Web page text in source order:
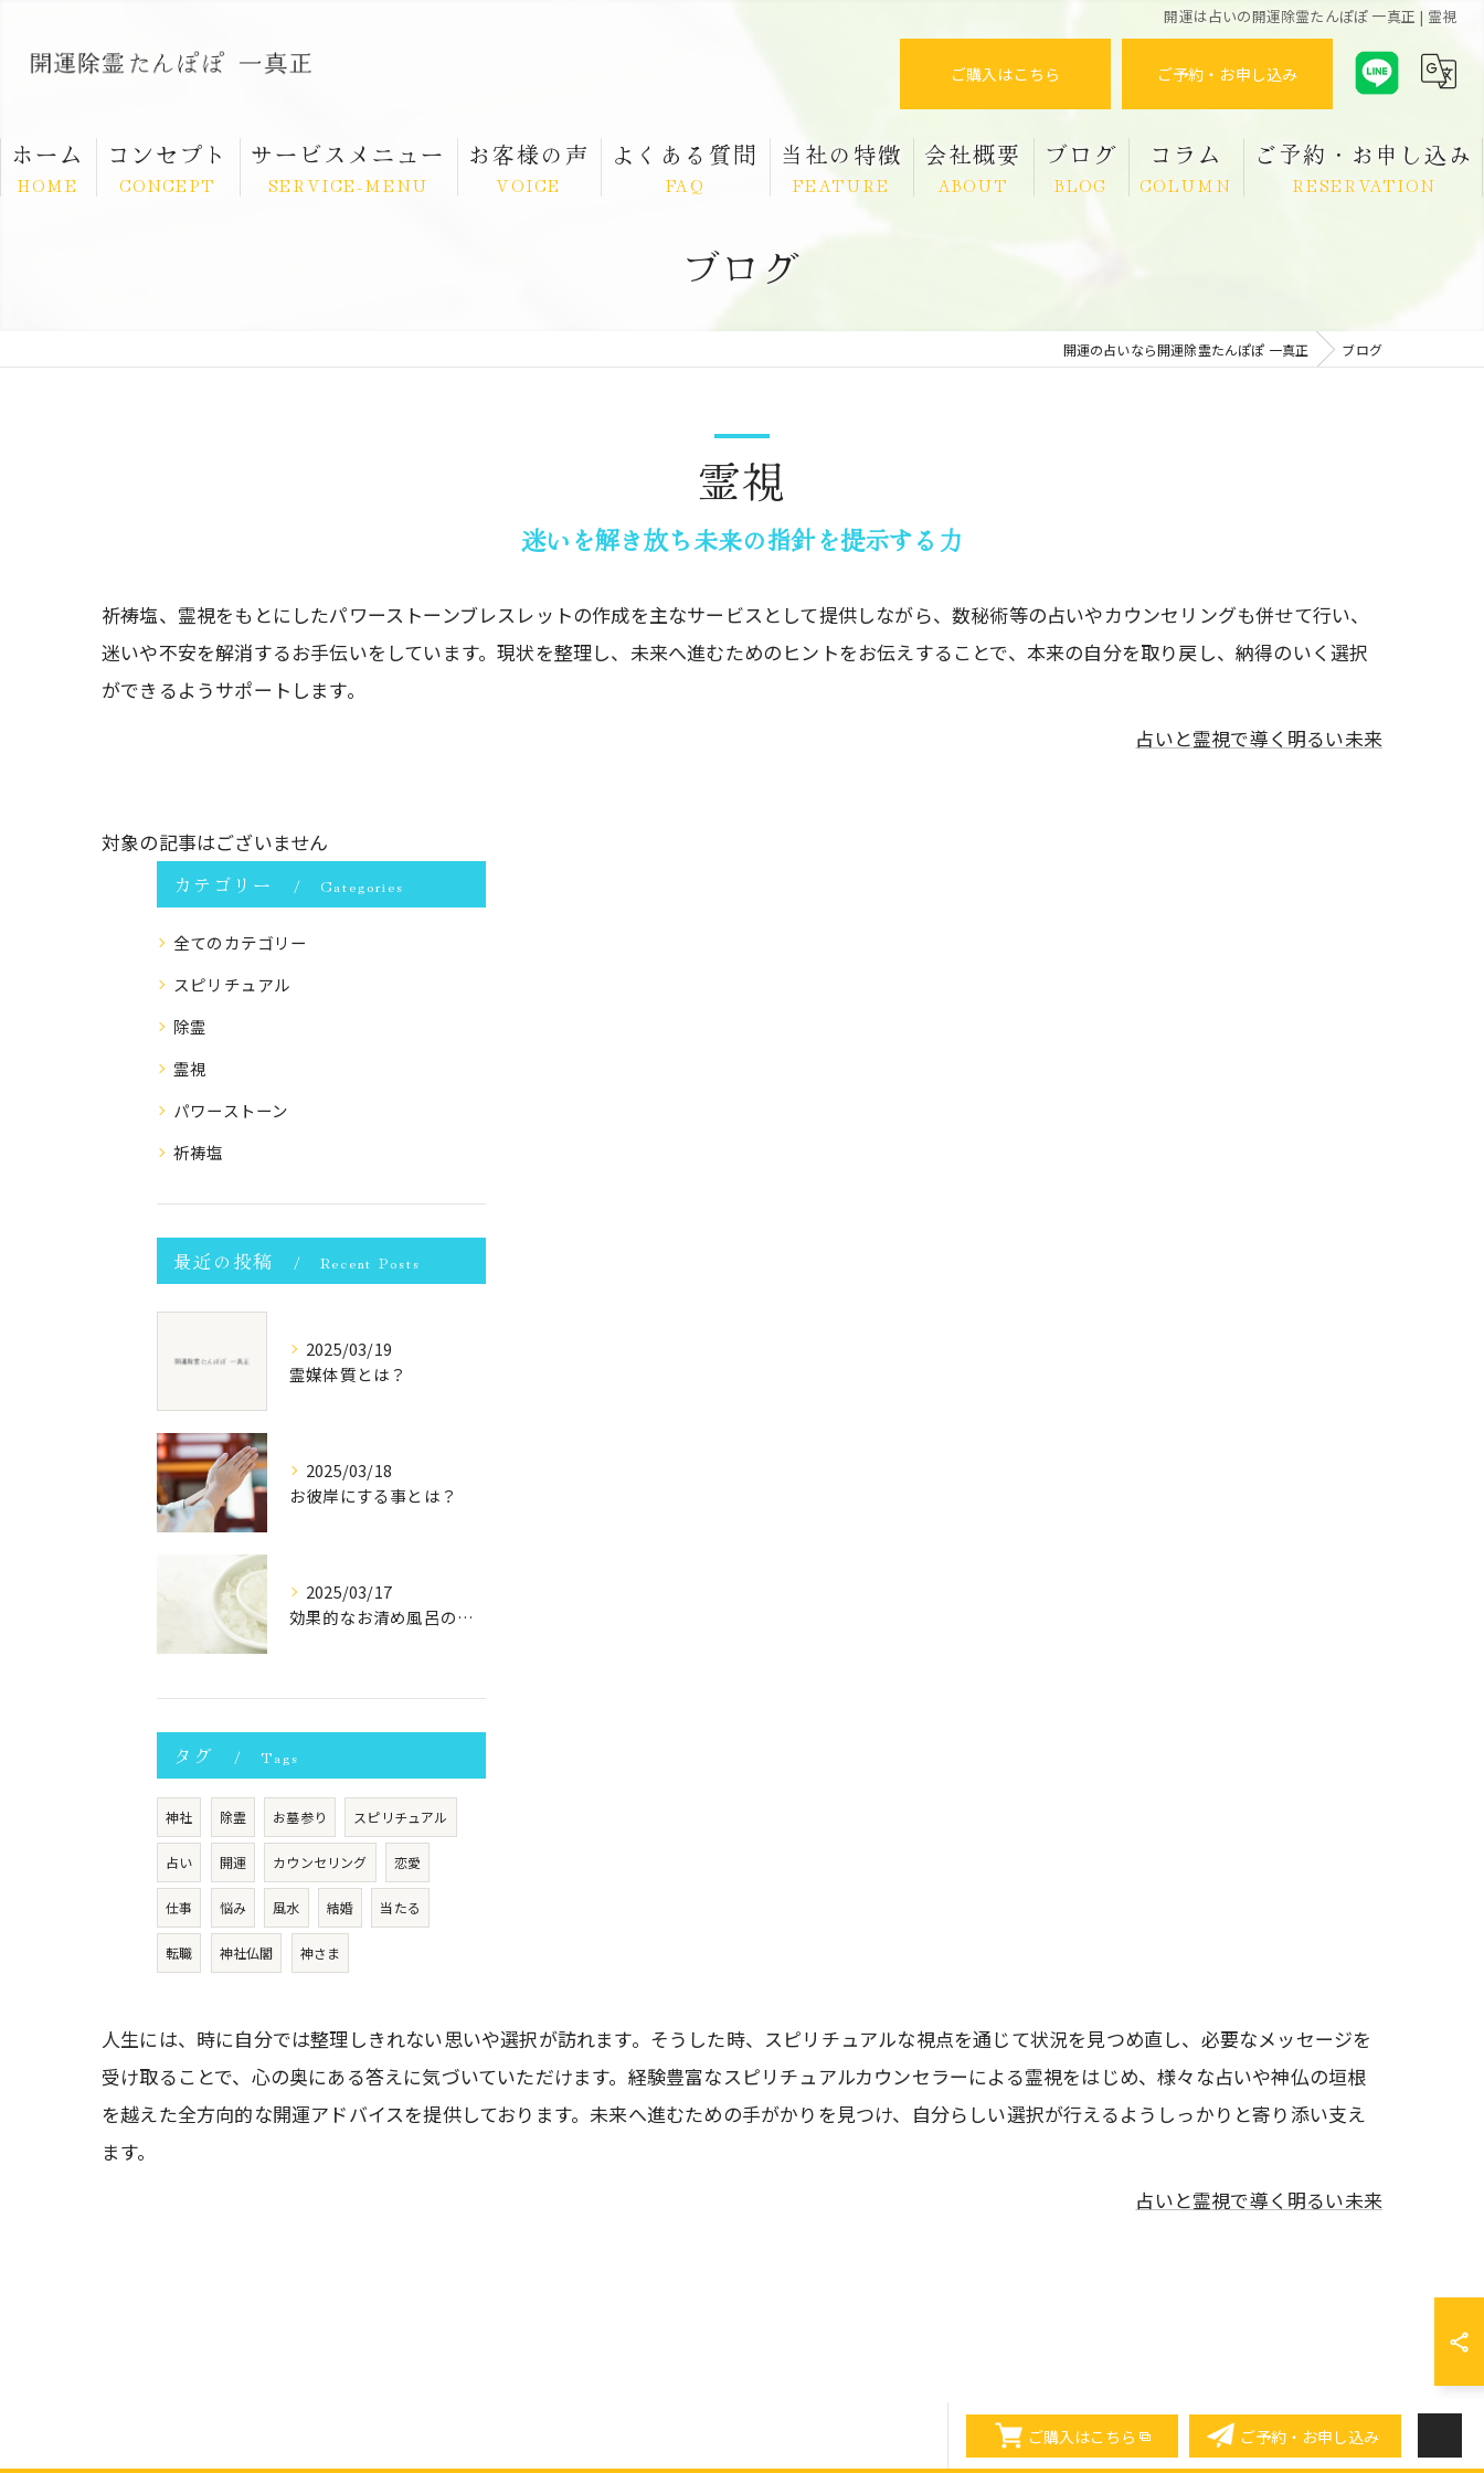
開運は占いの開運除霊たんぽぽ 一真正 | 霊視
ご購入はこちら ご予約・お申し込み
ホーム
HOME
コンセプト
CONCEPT
サービスメニュー
SERVICE-MENU
お客様の声
VOICE
よくある質問
FAQ
当社の特徴
FEATURE
スピリチュアル
会社概要
ABOUT
ブログ
BLOG
コラム
COLUMN
ご予約・お申し込み
RESERVATION
ブログ
開運の占いなら開運除霊たんぽぽ 一真正 ブログ
霊視
迷いを解き放ち未来の指針を提示する力
祈祷塩、霊視をもとにしたパワーストーンブレスレットの作成を主なサービスとして提供しながら、数秘術等の占いやカウンセリングも併せて行い、
迷いや不安を解消するお手伝いをしています。現状を整理し、未来へ進むためのヒントをお伝えすることで、本来の自分を取り戻し、納得のいく選択
ができるようサポートします。
占いと霊視で導く明るい未来
対象の記事はございません
カテゴリー Categories
全てのカテゴリー
スピリチュアル
除霊
霊視
パワーストーン
祈祷塩
最近の投稿 Recent Posts
2025/03/19
霊媒体質とは？
2025/03/18
お彼岸にする事とは？
2025/03/17
効果的なお清め風呂の入り方
タグ Tags
神社 除霊 お墓参り スピリチュアル
占い 開運 カウンセリング 恋愛
仕事 悩み 風水 結婚 当たる
転職 神社仏閣 神さま
人生には、時に自分では整理しきれない思いや選択が訪れます。そうした時、スピリチュアルな視点を通じて状況を見つめ直し、必要なメッセージを
受け取ることで、心の奥にある答えに気づいていただけます。経験豊富なスピリチュアルカウンセラーによる霊視をはじめ、様々な占いや神仏の垣根
を越えた全方向的な開運アドバイスを提供しております。未来へ進むための手がかりを見つけ、自分らしい選択が行えるようしっかりと寄り添い支え
ます。
占いと霊視で導く明るい未来
ご購入はこちら ご予約・お申し込み